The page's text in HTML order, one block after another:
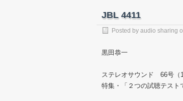
JBL 4411
Posted by audio sharing
黒田恭一
ステレオサウンド 66号（
特集・「２つの試聴テスト